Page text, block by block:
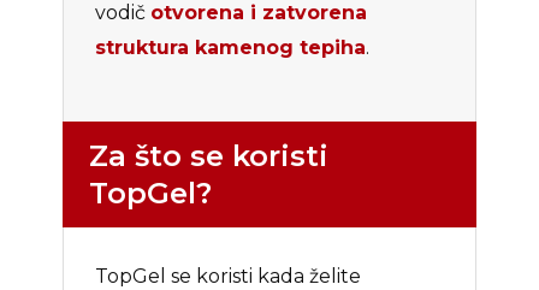
vodič otvorena i zatvorena
struktura kamenog tepiha.
Za što se koristi
TopGel?
TopGel se koristi kada želite